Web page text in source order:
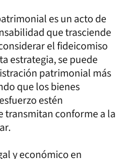
es un acto de
que trasciende
el fideicomiso
estrategia, se puede
patrimonial más
que los bienes
estén
transmitan conforme a la
y económico en